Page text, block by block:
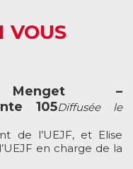
VOUS
Menget –
105Diffusée le
de l’UEJF, et Elise
en charge de la